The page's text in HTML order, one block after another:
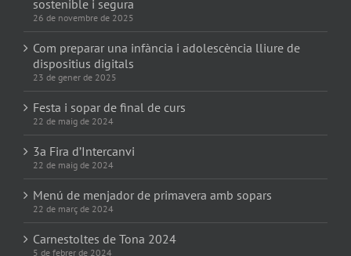
sostenible i segura
26 de novembre de 2025
Com preparar una infància i adolescència lliure de
dispositius digitals
23 de gener de 2025
Festa i sopar de final de curs
22 de maig de 2024
3a Fira d’Intercanvi
22 de maig de 2024
Menú de menjador de primavera amb sopars
22 de març de 2024
Carnestoltes de Tona 2024
5 de febrer de 2024